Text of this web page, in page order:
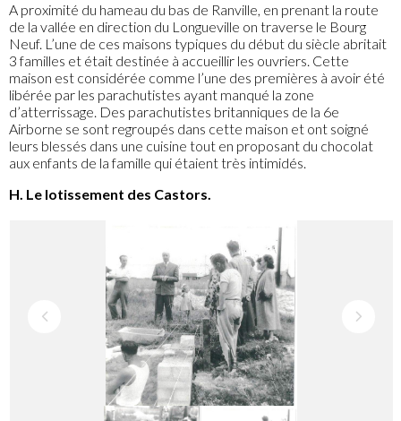
A proximité du hameau du bas de Ranville, en prenant la route
de la vallée en direction du Longueville on traverse le Bourg
Neuf. L’une de ces maisons typiques du début du siècle abritait
3 familles et était destinée à accueillir les ouvriers. Cette
maison est considérée comme l’une des premières à avoir été
libérée par les parachutistes ayant manqué la zone
d’atterrissage. Des parachutistes britanniques de la 6e
Airborne se sont regroupés dans cette maison et ont soigné
leurs blessés dans une cuisine tout en proposant du chocolat
aux enfants de la famille qui étaient très intimidés.
H. Le lotissement des Castors.